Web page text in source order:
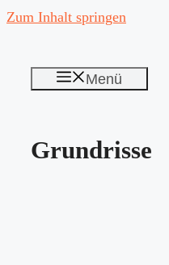
Zum Inhalt springen
Menü
Grundrisse